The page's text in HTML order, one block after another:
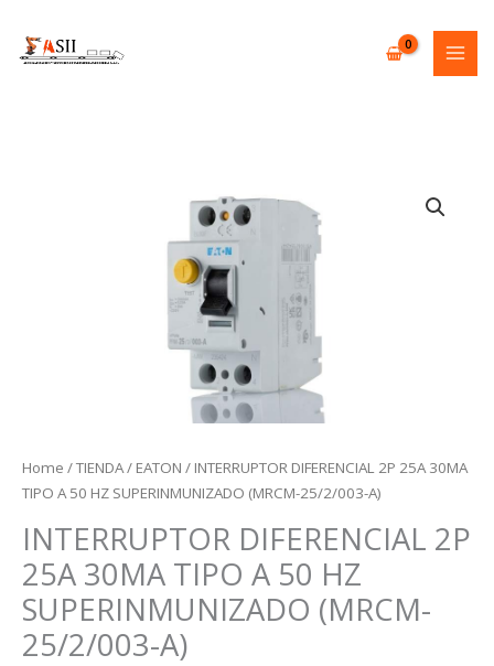
content
Home /TIENDA/ EATON / INTERRUPTOR DIFERENCIAL 2P 25A 30MA
TIPO A 50 HZ SUPERINMUNIZADO (MRCM-25/2/003-A)
INTERRUPTOR DIFERENCIAL 2P
25A 30MA TIPO A 50 HZ
SUPERINMUNIZADO (MRCM-
25/2/003-A)